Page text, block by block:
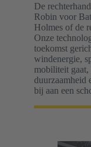
De
Robin voor
Holmes of de
Onze
toekomst
windenergie,
mobiliteit gaat,
duurzaamheid
bij aan een